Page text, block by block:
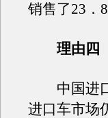
销售了23．
理由四
中国进口
进口车市场